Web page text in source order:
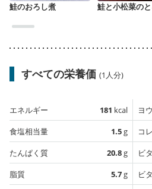
鮭のおろし煮 鮭と小松菜の
すべての栄養価 (1人分)
エネルギー 181 kcal
食塩相当量
1.5g
たんぱく質
20.8g
脂質
5.7g
ヨ
コ
ビ
ビ